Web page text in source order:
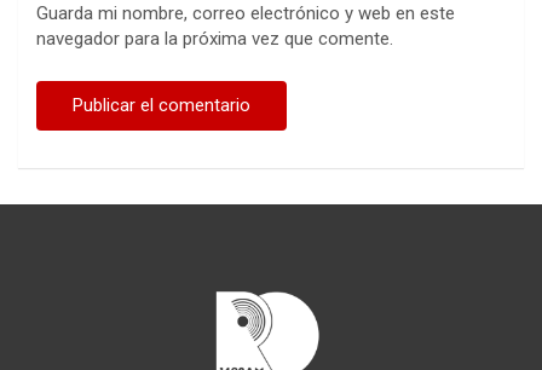
Guarda mi nombre, correo electrónico y web en este
navegador para la próxima vez que comente.